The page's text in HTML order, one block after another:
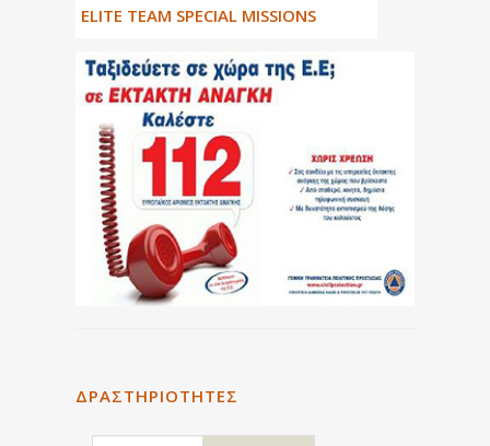
ΕLITE TEAM SPECIAL MISSIONS
ΔΡΑΣΤΗΡΙΌΤΗΤΕΣ